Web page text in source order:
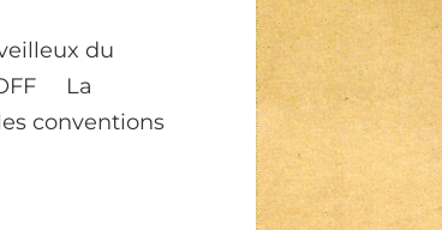
du
La
conventions